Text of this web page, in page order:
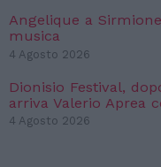
Angelique a
musica
4 Agosto 2026
Dionisio Festival,
arriva Valerio Aprea
4 Agosto 2026